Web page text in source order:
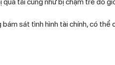
tải cũng như bị chậm trễ do
sát tình hình tài chính, có